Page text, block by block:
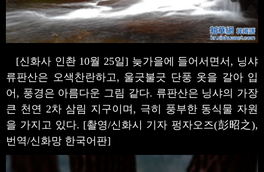
[신화사 인촨 10월 25일] 늦가을에 들어서면서, 닝샤
류판산은 오색찬란하고, 울긋불긋 단풍 옷을 갈아 입
어, 풍경은 아름다운 그림 같다. 류판산은 닝샤의 가장
큰 천연 2차 삼림 지구이며, 극히 풍부한 동식물 자원
을 가지고 있다. [촬영/신화시 기자 펑자오즈(彭昭之),
번역/신화망 한국어판]